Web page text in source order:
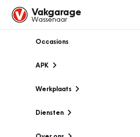
Vakgarage
Wassenaar
Occasions
APK
Werkplaats
Diensten